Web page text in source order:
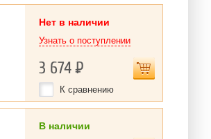
Нет в наличии
Узнать о поступлении
3 674Р
К сравнению
В наличии